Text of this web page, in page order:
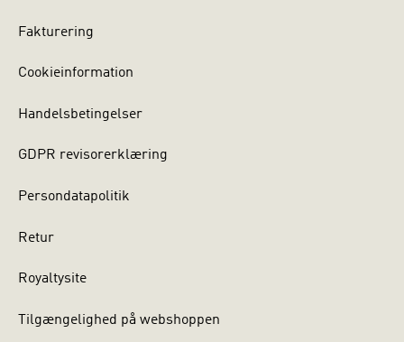
Fakturering
Cookieinformation
Handelsbetingelser
GDPR revisorerklæring
Persondatapolitik
Retur
Royaltysite
Tilgængelighed på webshoppen